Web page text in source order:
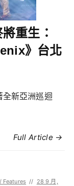
重生：
》台北
全新亞洲巡迴
Full Article →
Features // 28 9 月,